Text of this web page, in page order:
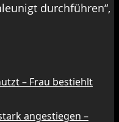
durchführen“,
– Frau bestiehlt
angestiegen –